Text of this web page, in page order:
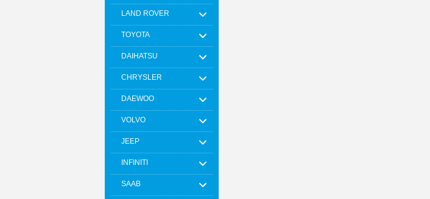
LAND ROVER
TOYOTA
DAIHATSU
CHRYSLER
DAEWOO
VOLVO
JEEP
INFINITI
SAAB